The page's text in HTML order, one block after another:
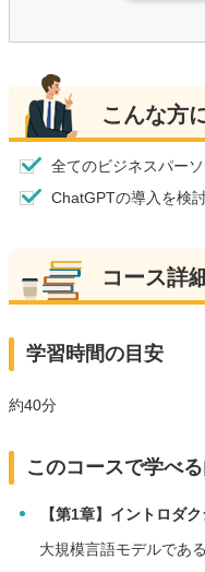
こんな方
全てのビジネスパー
ChatGPTの導入を検
コース詳
学習時間の目安
約40分
このコースで学べ
【第1章】イントロダ
大規模言語モデルであ